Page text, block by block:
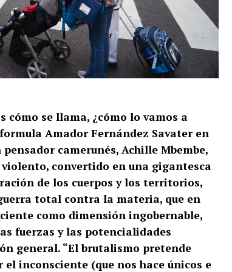
cómo se llama, ¿cómo lo vamos a
Amador Fernández Savater en
camerunés, Achille Mbembe,
convertido en una gigantesca
de los cuerpos y los territorios,
total contra la materia, que en
como dimensión ingobernable,
fuerzas y las potencialidades
general. “El brutalismo pretende
el inconsciente (que nos hace únicos e